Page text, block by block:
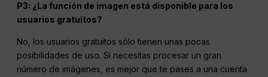
P3: ¿La función de imagen está disponible para los
usuarios gratuitos?
No, los usuarios gratuitos sólo tienen unas pocas
posibilidades de uso. Si necesitas procesar un gran
número de imágenes, es mejor que te pases a una cuenta